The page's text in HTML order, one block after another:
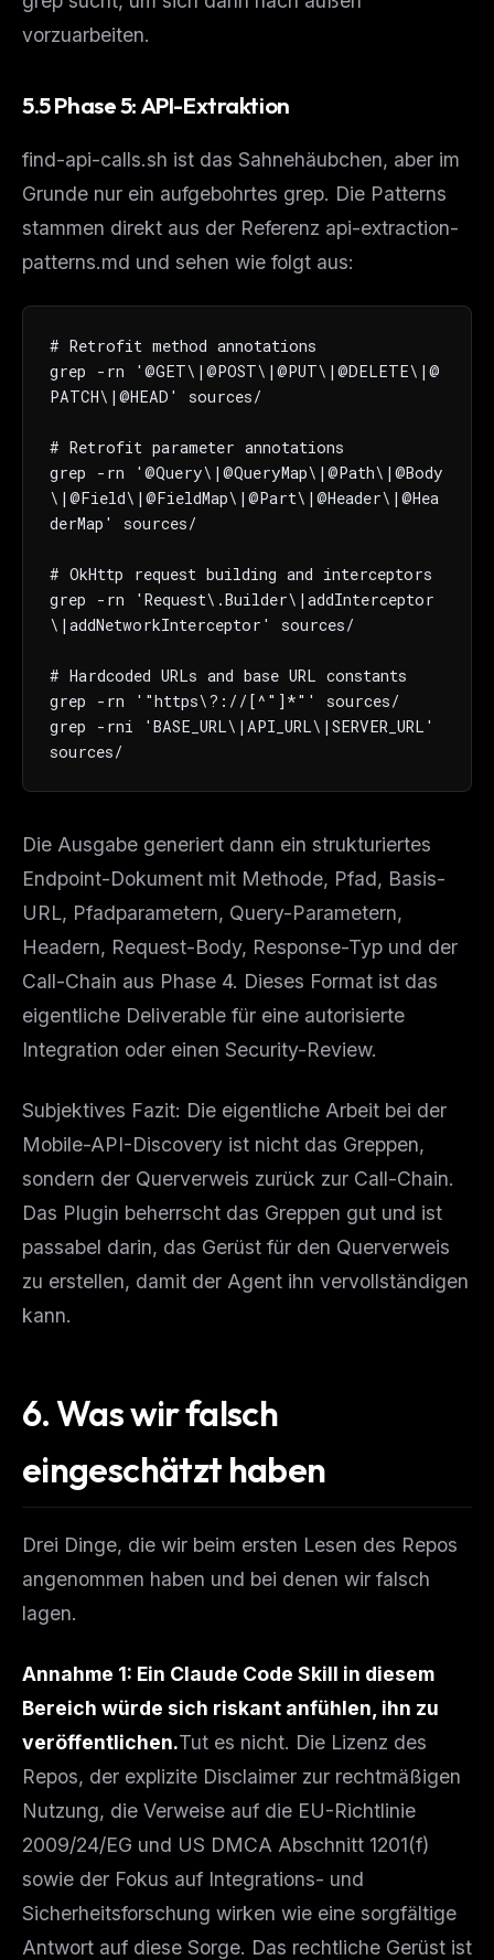
vorzuarbeiten.
5.5 Phase 5: API-Extraktion
find-api-calls.sh ist das Sahnehäubchen, aber im
Grunde nur ein aufgebohrtes grep. Die Patterns
stammen direkt aus der Referenz api-extraction-
patterns.md und sehen wie folgt aus:
# Retrofit method annotations
grep -rn '@GET\|@POST\|@PUT\|@DELETE\|@
PATCH\|@HEAD' sources/
# Retrofit parameter annotations
grep -rn '@Query\|@QueryMap\|@Path\|@Body
\|@Field\|@FieldMap\|@Part\|@Header\|@Hea
derMap' sources/
# OkHttp request building and interceptors
grep -rn 'Request\.Builder\|addInterceptor
\|addNetworkInterceptor' sources/
# Hardcoded URLs and base URL constants
grep -rn '"https\?://[^"]*"' sources/
grep -rni 'BASE_URL\|API_URL\|SERVER_URL'
sources/
Die Ausgabe generiert dann ein strukturiertes
Endpoint-Dokument mit Methode, Pfad, Basis-
URL, Pfadparametern, Query-Parametern,
Headern, Request-Body, Response-Typ und der
Call-Chain aus Phase 4. Dieses Format ist das
eigentliche Deliverable für eine autorisierte
Integration oder einen Security-Review.
Subjektives Fazit: Die eigentliche Arbeit bei der
Mobile-API-Discovery ist nicht das Greppen,
sondern der Querverweis zurück zur Call-Chain.
Das Plugin beherrscht das Greppen gut und ist
passabel darin, das Gerüst für den Querverweis
zu erstellen, damit der Agent ihn vervollständigen
kann.
6. Was wir falsch
eingeschätzt haben
Drei Dinge, die wir beim ersten Lesen des Repos
angenommen haben und bei denen wir falsch
lagen.
Annahme 1: Ein Claude Code Skill in diesem
Bereich würde sich riskant anfühlen, ihn zu
veröffentlichen.Tut es nicht. Die Lizenz des
Repos, der explizite Disclaimer zur rechtmäßigen
Nutzung, die Verweise auf die EU-Richtlinie
2009/24/EG und US DMCA Abschnitt 1201(f)
sowie der Fokus auf Integrations- und
Sicherheitsforschung wirken wie eine sorgfältige
Antwort auf diese Sorge. Das rechtliche Gerüst ist